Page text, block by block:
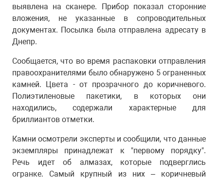
выявлена на сканере. Прибор показал сторонние
вложения, не указанные в сопроводительных
документах. Посылка была отправлена адресату в
Днепр.
Сообщается, что во время распаковки отправления
правоохранителями было обнаружено 5 ограненных
камней. Цвета - от прозрачного до коричневого.
Полиэтиленовые пакетики, в которых они
находились, содержали характерные для
бриллиантов отметки.
Камни осмотрели эксперты и сообщили, что данные
экземпляры принадлежат к "первому порядку".
Речь идет об алмазах, которые подверглись
огранке. Самый крупный из них – коричневый